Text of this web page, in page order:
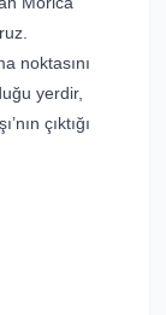
noktasını
yerdir,
çıktığı